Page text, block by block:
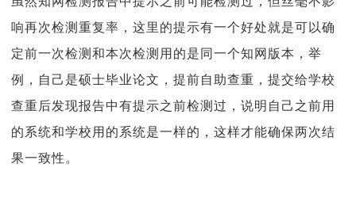
响再次检测重复率，这里的提示有一个好处就是可以确
定前一次检测和本次检测用的是同一个知网版本，举
例，自己是硕士毕业论文，提前自助查重，提交给学校
查重后发现报告中有提示之前检测过，说明自己之前用
的系统和学校用的系统是一样的，这样才能确保两次结
果一致性。